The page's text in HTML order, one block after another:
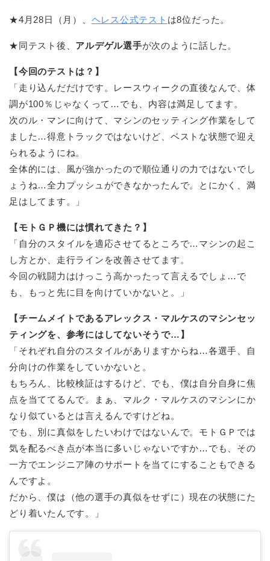
★4月28日（月）、 ヘレス公式テスト は8位だった。
★同テスト後、 アルデゲル選手が次のように話した。
【今回のテストは？】
「走り込んだだけです。レースウィークの直後なんで、体
調が100％じゃなくって…でも、内容は満足してます。
次のル・マンに向けて、マシンのセッティング作業をして
ました…得意トラックではないけど、ベストな状態で迎え
られるようにね。
全体的には、風が強かったので順位通りの力ではないでし
ょうね…全力プッシュができなかったんで。とにかく、満
足はしてます。」
【モトＧＰ機には慣れてきた？】
「自分のスタイルを適応させてるところで…マシンの起こ
し方とか、走行ラインを改善させてます。
今回の戦闘力はけっこう高かったって言えるでしょ…で
も、もっと先に目を向けていかないと。」
【チームメイトであるアレックス・マルケスのマシンセッ
ティングを、参考にはしてないそうで…】
「それぞれ自分のスタイルがありますからね…各選手、自
分向けの作業をしていかないと。
もちろん、比較検証はするけど、でも、僕は自分自身に焦
点を当ててるんで。まぁ、マルク・マルケスのマシンにか
なり似ているとは言えるんですけどね。
でも、別に真似をしたいわけではないんで。モトＧＰでは
気を配るべき点が本当に多いじゃないですか…でも、その
一方でエンジニア陣のサポートを当てにすることもできる
んですよ。
だから、僕は（他の選手の真似をせずに）現在の状態にた
どり着いたんです。」